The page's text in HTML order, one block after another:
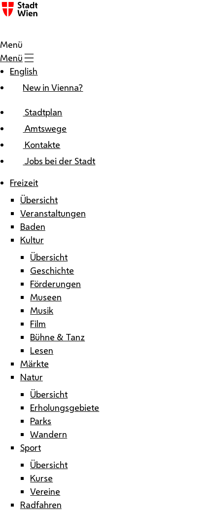
Zum Inhalt
Menü
Menü
English
New in Vienna?
Stadtplan
Amtswege
Kontakte
Jobs bei der Stadt
Freizeit
Übersicht
Veranstaltungen
Baden
Kultur
Übersicht
Geschichte
Förderungen
Museen
Musik
Film
Bühne & Tanz
Lesen
Märkte
Natur
Übersicht
Erholungsgebiete
Parks
Wandern
Sport
Übersicht
Kurse
Vereine
Radfahren